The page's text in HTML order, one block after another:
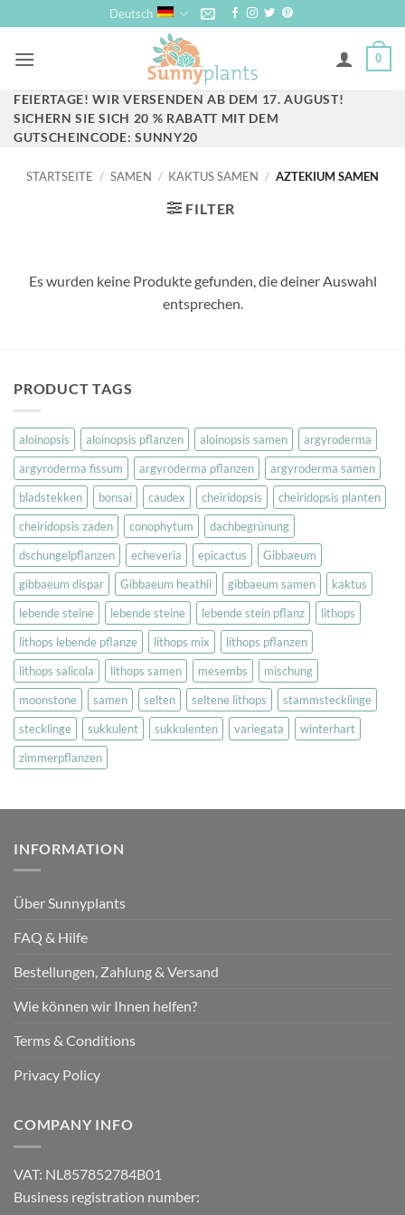
Inhalt
springen
Deutsch
0
FEIERTAGE! WIR VERSENDEN AB DEM 17. AUGUST!
SICHERN SIE SICH 20 % RABATT MIT DEM
GUTSCHEINCODE: SUNNY20
STARTSEITE / SAMEN / KAKTUS SAMEN / AZTEKIUM SAMEN
FILTER
Es wurden keine Produkte gefunden, die deiner Auswahl
entsprechen.
PRODUCT TAGS
aloinopsis aloinopsis pflanzen aloinopsis samen
argyroderma
argyroderma fissum
argyroderma pflanzen
argyroderma samen
bladstekken
bonsai caudex cheiridopsis
cheiridopsis planten
cheiridopsis zaden
conophytum
dachbegrünung
dschungelpflanzen
echeveria epicactus
Gibbaeum
gibbaeum dispar
Gibbaeum heathii gibbaeum samen
kaktus
lebende steine
lebende steine lebende stein pflanz
lithops
lithops lebende pflanze
lithops mix
lithops pflanzen
lithops salicola
lithops samen mesembs
mischung
moonstone
samen selten seltene lithops
stammstecklinge
stecklinge
sukkulent sukkulenten variegata
winterhart
zimmerpflanzen
INFORMATION
Über Sunnyplants
FAQ & Hilfe
Bestellungen, Zahlung & Versand
Wie können wir Ihnen helfen?
Terms & Conditions
Privacy Policy
COMPANY INFO
VAT: NL857852784B01
Business registration number: